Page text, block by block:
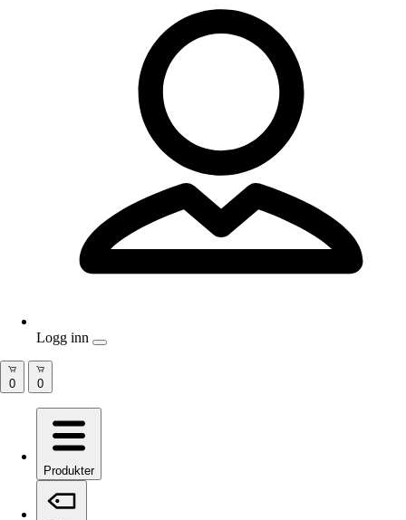
Produkter